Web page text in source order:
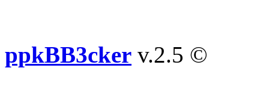
ppkBB3cker v.2.5 ©